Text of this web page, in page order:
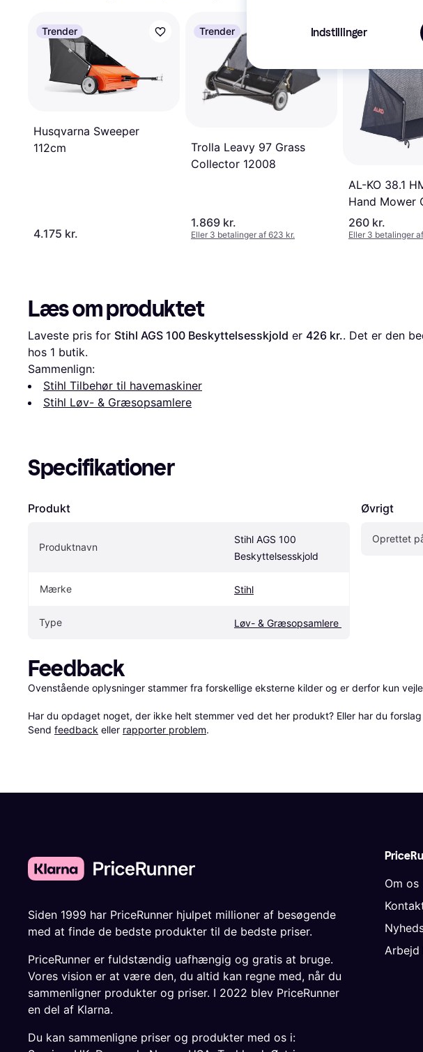
Trender
Husqvarna Sweeper
112cm
4.175 kr.
Trender
Trolla Leavy 97 Grass
Collector 12008
1.869 kr.
Eller 3 betalinger af 623 kr.
Trender
AL-KO 38.1
Hand Mower
Box 113868
260 kr.
Eller 3 betalinger
Læs om produktet
Laveste pris for Stihl AGS 100 Beskyttelsesskjold er 426 kr.. Det er den
hos 1 butik.
Sammenlign:
Stihl Tilbehør til havemaskiner
Stihl Løv- & Græsopsamlere
Specifikationer
Produkt
Produktnavn
Stihl AGS 100
Beskyttelsesskjold
Mærke Stihl
Type
Øvrigt
Oprettet
Feedback
Ovenstående oplysninger stammer fra forskellige eksterne kilder og er derfor kun
Har du opdaget noget, der ikke helt stemmer ved det her produkt? Eller har du
Send feedback eller rapporter problem.
Om os
Arbejd
Siden 1999 har PriceRunner hjulpet millioner af besøgende
med at finde de bedste produkter til de bedste priser.
PriceRunner er fuldstændig uafhængig og gratis at bruge.
Vores vision er at være den, du altid kan regne med, når du
sammenligner produkter og priser. I 2022 blev PriceRunner
en del af Klarna.
Du kan sammenligne priser og produkter med os i:
Indstillinger